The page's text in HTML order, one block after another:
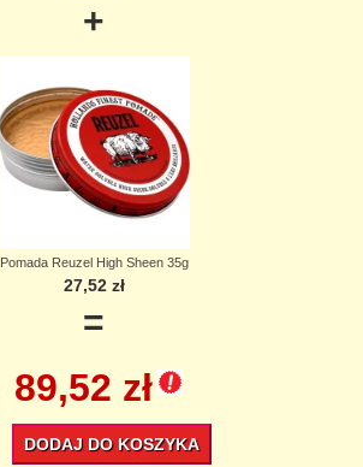
+
=
Pomada Reuzel High Sheen 35g
27,52 zł
89,52 zł
DODAJ DO KOSZYKA